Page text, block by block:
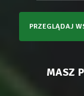
PRZEGLĄDAJ
MASZ